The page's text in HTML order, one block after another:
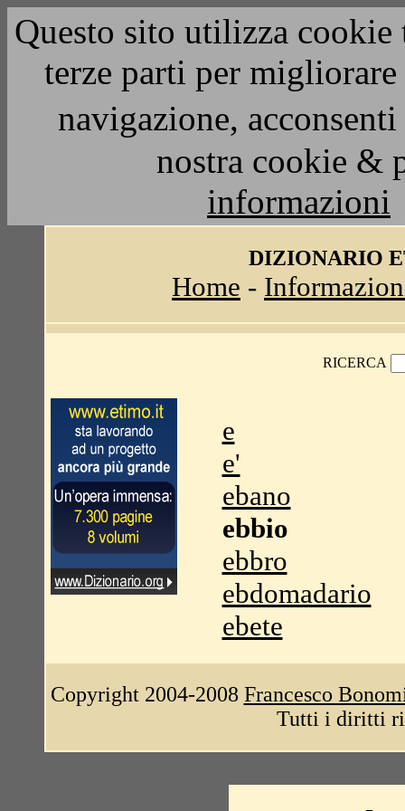
Questo sito utilizza
terze parti per
navigazione,
nostra cookie &
informazioni
DIZIONARIO
Home -
RICERCA
e
e'
ebano
ebbio
ebbro
ebdomadario
ebete
Copyright 2004-2008 Francesco
Tutti i diritti